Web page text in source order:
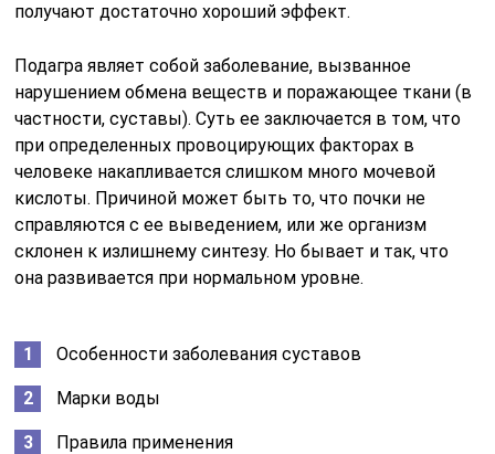
получают достаточно хороший эффект.
Подагра являет собой заболевание, вызванное
нарушением обмена веществ и поражающее ткани (в
частности, суставы). Суть ее заключается в том, что
при определенных провоцирующих факторах в
человеке накапливается слишком много мочевой
кислоты. Причиной может быть то, что почки не
справляются с ее выведением, или же организм
склонен к излишнему синтезу. Но бывает и так, что
она развивается при нормальном уровне.
Особенности заболевания суставов
Марки воды
Правила применения